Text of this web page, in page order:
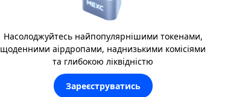
Насолоджуйтесь найпопулярнішими токенами,
щоденними аірдропами, наднизькими комісіями
та глибокою ліквідністю
Зареєструватись